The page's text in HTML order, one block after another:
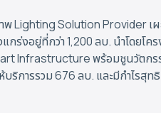
Lighting Solution Provider เ
อยู่ที่กว่า 1,200 ลบ. นำโดยโค
Infrastructure พร้อมชูนวัตกร
การรวม 676 ลบ. และมีกำไรสุท